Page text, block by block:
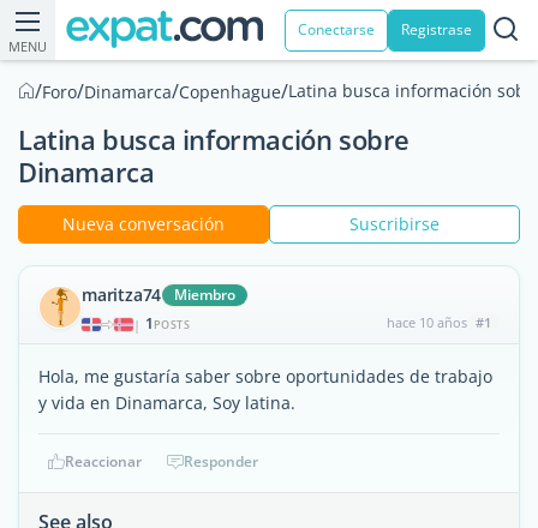
MENU
Conectarse Registrase
/Foro/Dinamarca/Copenhague/Latina busca información
Latina busca información sobre
Dinamarca
Nueva conversación Suscribirse
maritza74 Miembro
| 1 POSTS hace 10 años #1
Hola, me gustaría saber sobre oportunidades de trabajo
y vida en Dinamarca, Soy latina.
Reaccionar Responder
See also